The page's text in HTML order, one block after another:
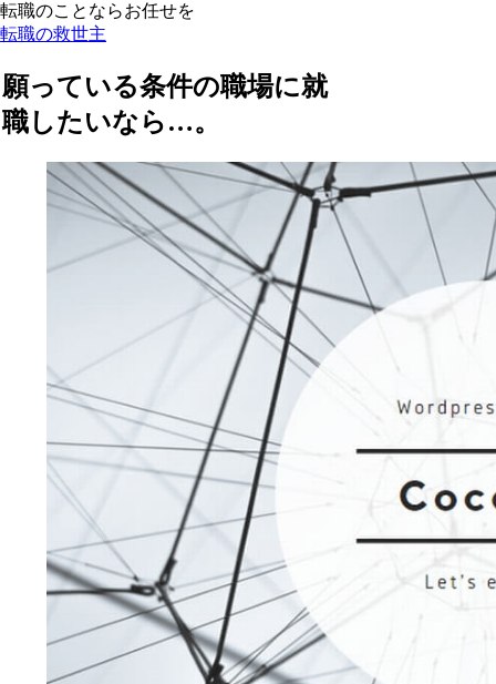
転職のことならお任せを
転職の救世主
願っている条件の職場に就
職したいなら…。